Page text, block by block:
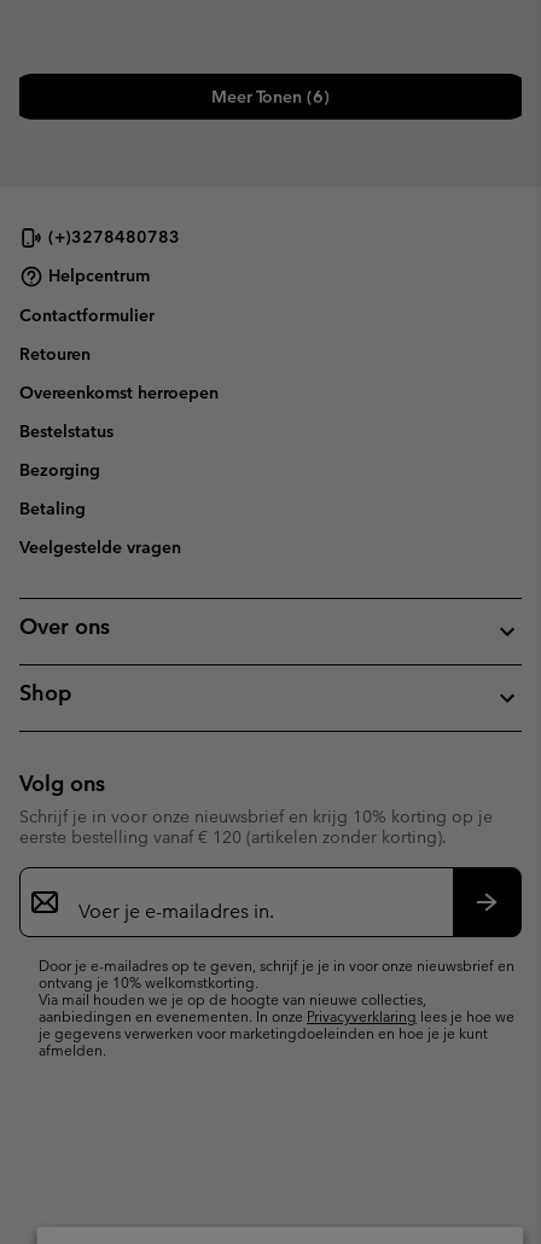
Meer Tonen (6)
(+)3278480783
Helpcentrum
Contactformulier
Retouren
Overeenkomst herroepen
Bestelstatus
Bezorging
Betaling
Veelgestelde vragen
Over ons
Shop
Volg ons
Schrijf je in voor onze nieuwsbrief en krijg 10% korting op je
eerste bestelling vanaf € 120 (artikelen zonder korting).
Aanmelden
voor
e-
Door je e-mailadres op te geven, schrijf je je in voor onze nieuwsbrief en
ontvang je 10% welkomstkorting.
Via mail houden we je op de hoogte van nieuwe collecties,
aanbiedingen en evenementen. In onze Privacyverklaring lees je hoe we
je gegevens verwerken voor marketingdoeleinden en hoe je je kunt
afmelden.